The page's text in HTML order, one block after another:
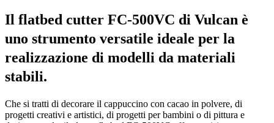
Il flatbed cutter FC-500VC di Vulcan è
uno strumento versatile ideale per la
realizzazione di modelli da materiali
stabili.
Che si tratti di decorare il cappuccino con cacao in polvere, di
progetti creativi e artistici, di progetti per bambini o di pittura e